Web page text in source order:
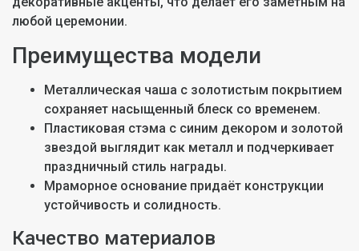
любой церемонии.
Преимущества модели
Металлическая чаша с золотистым покрытием
сохраняет насыщенный блеск со временем.
Пластиковая стэма с синим декором и золотой
звездой выглядит как металл и подчеркивает
праздничный стиль награды.
Мраморное основание придаёт конструкции
устойчивость и солидность.
Качество материалов